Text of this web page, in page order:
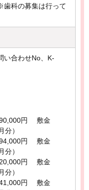
科の募集は行って
い合わせNo、K-
円 敷金
）
円 敷金
）
円 敷金
）
円 敷金